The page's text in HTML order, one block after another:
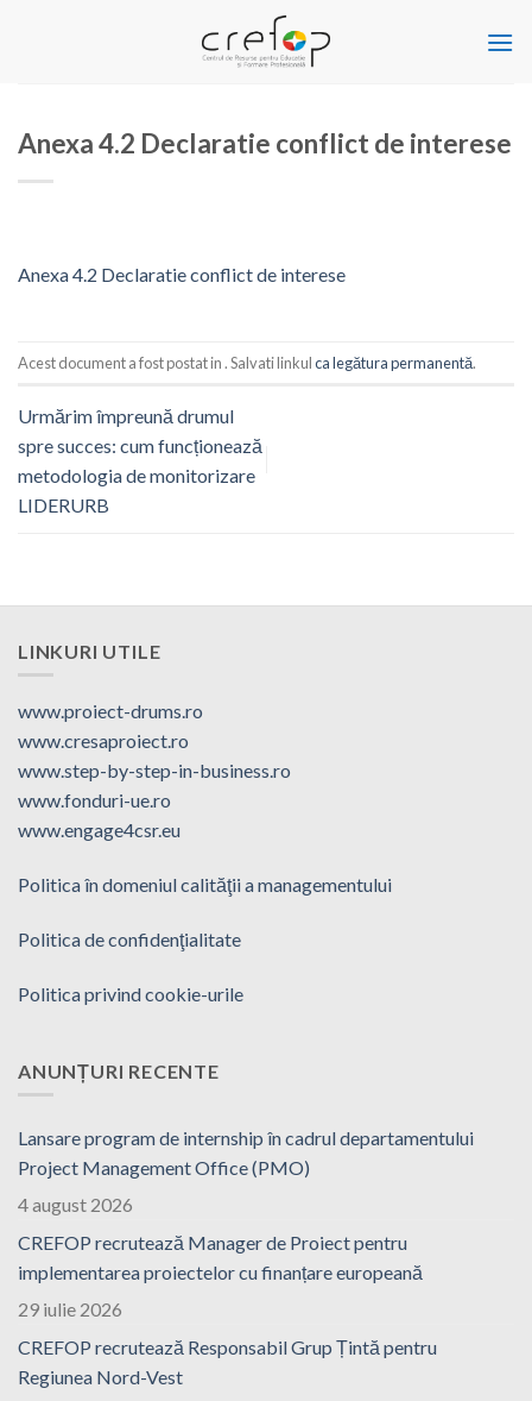
Anexa 4.2 Declaratie conflict de interese
Anexa 4.2 Declaratie conflict de interese
Acest document a fost postat in . Salvati linkulca legătura permanentă.
Urmărim împreună drumul
spre succes: cum funcționează
metodologia de monitorizare
LIDERURB
LINKURI UTILE
www.proiect-drums.ro
www.cresaproiect.ro
www.step-by-step-in-business.ro
www.fonduri-ue.ro
www.engage4csr.eu
Politica în domeniul calităţii a managementului
Politica de confidenţialitate
Politica privind cookie-urile
ANUNȚURI RECENTE
Lansare program de internship în cadrul departamentului
Project Management Office (PMO)
4 august 2026
CREFOP recrutează Manager de Proiect pentru
implementarea proiectelor cu finanțare europeană
29 iulie 2026
CREFOP recrutează Responsabil Grup Țintă pentru
Regiunea Nord-Vest